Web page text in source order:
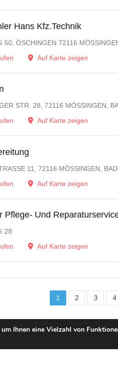
Hans Kfz.Technik
50, ÖSCHINGEN 72116
Auf Karte zeigen
STR. 28, 72116 MÖSSINGEN,
Auf Karte zeigen
11, 72116 MÖSSINGEN,
Auf Karte zeigen
Pflege- Und
28
Auf Karte zeigen
1 2 3 4
Ihnen eine Vielzahl von